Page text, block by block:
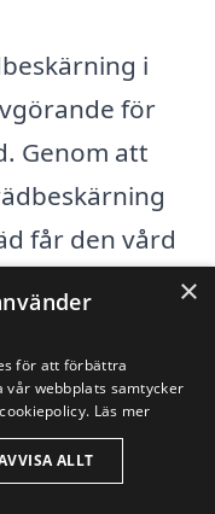
i
för
Genom att
får den vård
är det
flera städer i
där du kan
är några av
×
för att förbättra
vår webbplats samtycker
Läs mer
ALLT